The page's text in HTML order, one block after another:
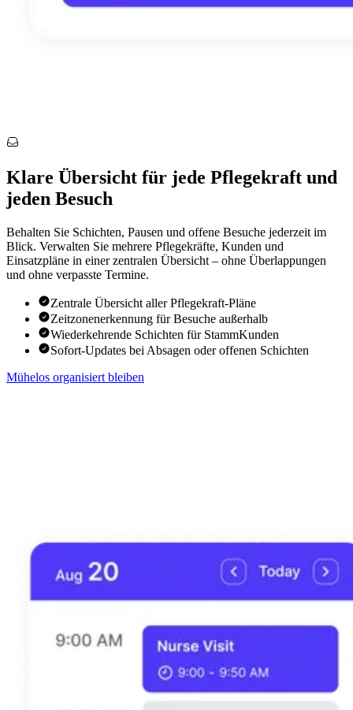
Klare Übersicht für jede Pflegekraft und
jeden Besuch
Behalten Sie Schichten, Pausen und offene Besuche jederzeit im
Blick. Verwalten Sie mehrere Pflegekräfte, Kunden und
Einsatzpläne in einer zentralen Übersicht – ohne Überlappungen
und ohne verpasste Termine.
Zentrale Übersicht aller Pflegekraft-Pläne
Zeitzonenerkennung für Besuche außerhalb
Wiederkehrende Schichten für StammKunden
Sofort-Updates bei Absagen oder offenen Schichten
Mühelos organisiert bleiben